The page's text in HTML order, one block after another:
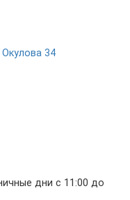
34
дни с 11:00 до